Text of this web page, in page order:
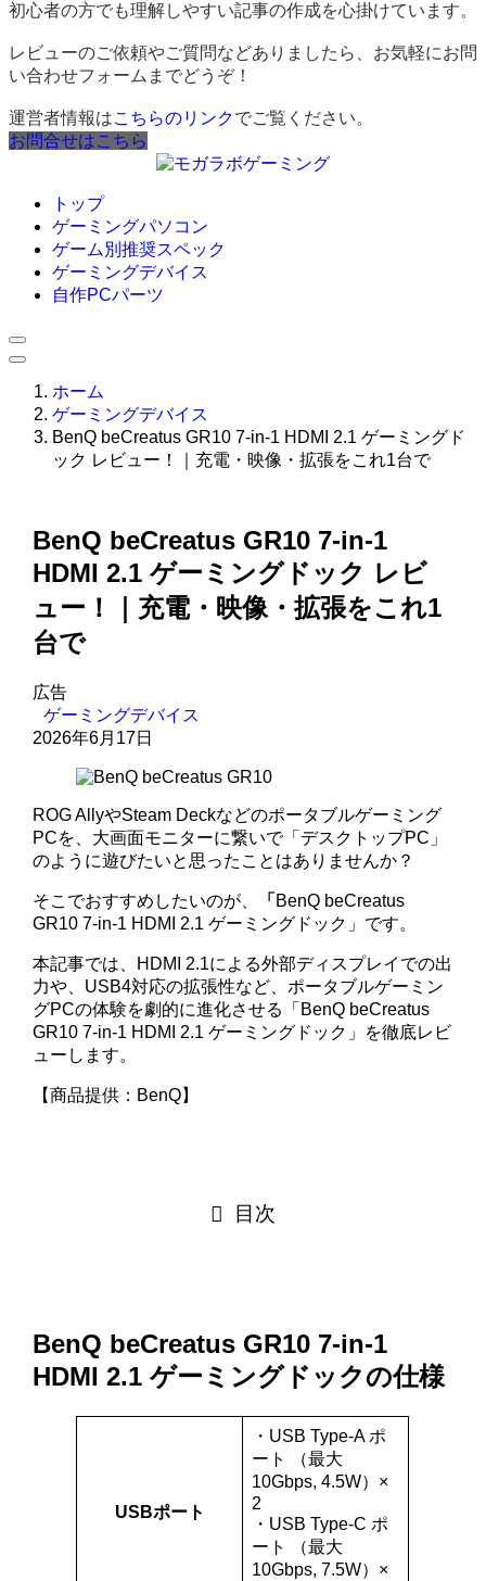
初心者の方でも理解しやすい記事の作成を心掛けています。
レビューのご依頼やご質問などありましたら、お気軽にお問
い合わせフォームまでどうぞ！
運営者情報はこちらのリンクでご覧ください。
お問合せはこちら
トップ
ゲーミングパソコン
ゲーム別推奨スペック
ゲーミングデバイス
自作PCパーツ
ホーム
ゲーミングデバイス
BenQ beCreatus GR10 7-in-1 HDMI 2.1 ゲーミングド
ック レビュー！｜充電・映像・拡張をこれ1台で
BenQ beCreatus GR10 7-in-1
HDMI 2.1 ゲーミングドック レビ
ュー！｜充電・映像・拡張をこれ1
台で
広告
ゲーミングデバイス
2026年6月17日
ROG AllyやSteam Deckなどのポータブルゲーミング
PCを、大画面モニターに繋いで「デスクトップPC」
のように遊びたいと思ったことはありませんか？
そこでおすすめしたいのが、 「 BenQ beCreatus
GR10 7-in-1 HDMI 2.1 ゲーミングドック」です。
本記事では、HDMI 2.1による外部ディスプレイでの出
力や、USB4対応の拡張性など、ポータブルゲーミン
グPCの体験を劇的に進化させる「BenQ beCreatus
GR10 7-in-1 HDMI 2.1 ゲーミングドック」を徹底レビ
ューします。
【商品提供：BenQ】
目次
BenQ beCreatus GR10 7-in-1
HDMI 2.1 ゲーミングドックの仕様
USBポート
・USB Type-A ポ
ート （最大
10Gbps, 4.5W）×
2
・USB Type-C ポ
ート （最大
10Gbps, 7.5W）×